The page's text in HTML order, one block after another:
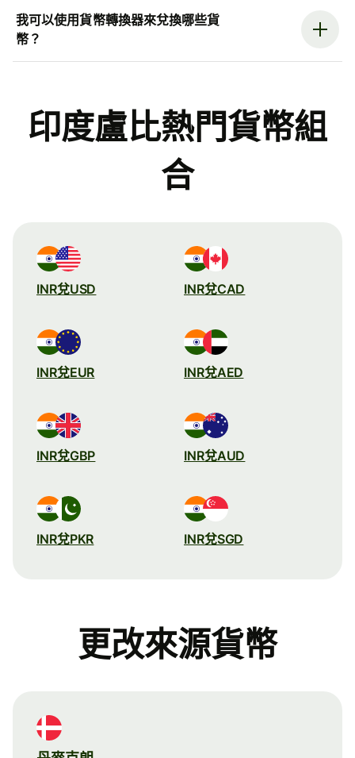
我可以使用貨幣轉換器來兌換哪些貨
幣？
印度盧比熱門貨幣組
合
INR兌USD INR兌CAD
INR兌EUR INR兌AED
INR兌GBP INR兌AUD
INR兌PKR INR兌SGD
更改來源貨幣